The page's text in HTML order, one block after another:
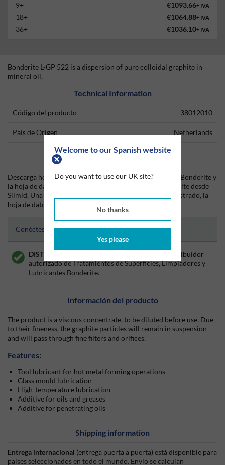
Welcome to our Spanish website
Do you want to use our UK site?
No thanks
Yes please
9+ €1093.66+ IVA
18+ €1064.88+ IVA
36+ €1036.10+ IVA
Bonderite L-GP 522 is a dispersion of pure colloidal graphite in
mineral oil.
Technical Information
Código del producto 38012010
País de Origen Netherlands
Data Sheets
Descarga hoy mismo la hoja técnica (TDS) del producto Bonderite y
la hoja de datos de seguridad (SDS) del producto Bonderite desde
Silmid. Una vez que hayas iniciado sesión o te hayas registrado, la
hoja de datos será visible para su descarga.
Conéctese para acceder a las hojas de datos
DISTRIBUIDOR AUTORIZADO:
Silmid es un distribuidor
autorizado de Tratamientos de Superficies, Limpiadores y
Lubricantes Bonderite.
Información del producto
The product is a viscous concentrate, to be diluted before use. Due
to their fineness, the graphite particles will remain in suspension
and will pass through fine filters and orifices.
Features:
Tool lubricant for hot metal forming operations
Glass mould lubrication
High-temperature lubrication
Additive for oils and greases
Additive for penetrating oils
Shipping information
Entrega internacional (entrega puerta a puerta) está disponible para
países seleccionados en todo el mundo. Envío se calculan